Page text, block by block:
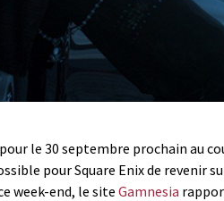
le 30 septembre prochain au
pour Square Enix de revenir
week-end, le site Gamnesia